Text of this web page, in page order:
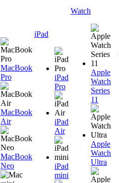
MacBook
Pro
MacBook
Air
MacBook
Neo
iPad
iPad
Pro
iPad
Air
iPad
mini
Watch
Apple
Watch
Series
11
Apple
Watch
Ultra